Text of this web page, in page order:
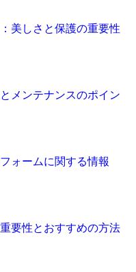
美しさと保護の重要性
メンテナンスのポイン
ォームに関する情報
要性とおすすめの方法